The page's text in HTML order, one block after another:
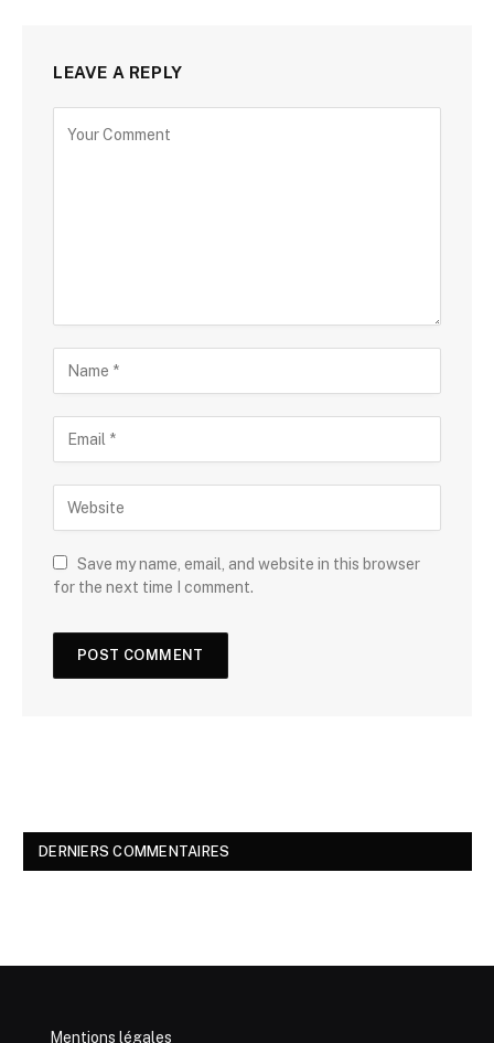
LEAVE A REPLY
Save my name, email, and website in this browser
for the next time I comment.
DERNIERS COMMENTAIRES
Mentions légales